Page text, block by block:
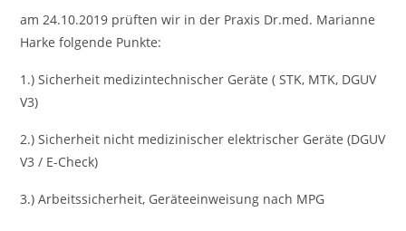
am 24.10.2019 prüften wir in der Praxis Dr.med. Marianne
Harke folgende Punkte:
1.) Sicherheit medizintechnischer Geräte ( STK, MTK, DGUV
V3)
2.) Sicherheit nicht medizinischer elektrischer Geräte (DGUV
V3 / E-Check)
3.) Arbeitssicherheit, Geräteeinweisung nach MPG